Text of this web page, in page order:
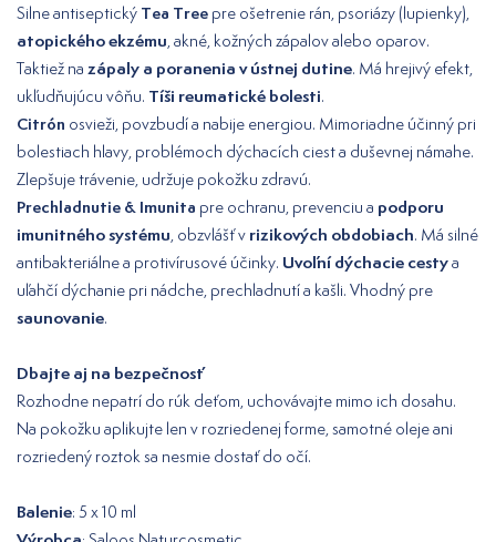
Silne antiseptický Tea Tree pre ošetrenie rán, psoriázy (lupienky),
atopického ekzému , akné, kožných zápalov alebo oparov.
Taktiež na zápaly a poranenia v ústnej dutine. Má hrejivý efekt,
ukľudňujúcu vôňu. Tíši reumatické bolesti.
Citrón osvieži, povzbudí a nabije energiou. Mimoriadne účinný pri
bolestiach hlavy, problémoch dýchacích ciest a duševnej námahe.
Zlepšuje trávenie, udržuje pokožku zdravú.
Prechladnutie & Imunita pre ochranu, prevenciu a podporu
imunitného systému , obzvlášť v rizikových obdobiach. Má silné
antibakteriálne a protivírusové účinky. Uvoľní dýchacie cestya
uľahčí dýchanie pri nádche, prechladnutí a kašli. Vhodný pre
saunovanie.
Dbajte aj na bezpečnosť
Rozhodne nepatrí do rúk deťom, uchovávajte mimo ich dosahu.
Na pokožku aplikujte len v rozriedenej forme, samotné oleje ani
rozriedený roztok sa nesmie dostať do očí.
Balenie: 5 x 10 ml